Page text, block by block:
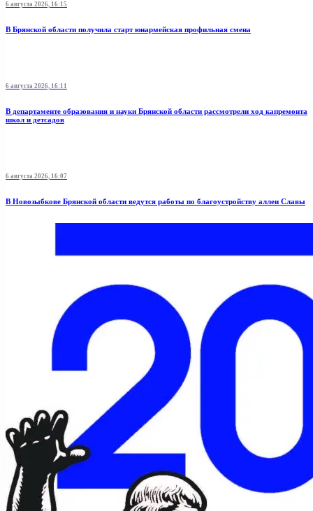
6 августа 2026, 16:15
В Брянской области получила старт юнармейская профильная смена
6 августа 2026, 16:11
В департаменте образования и науки Брянской области рассмотрели ход капремонта
школ и детсадов
6 августа 2026, 16:07
В Новозыбкове Брянской области ведутся работы по благоустройству аллеи Славы